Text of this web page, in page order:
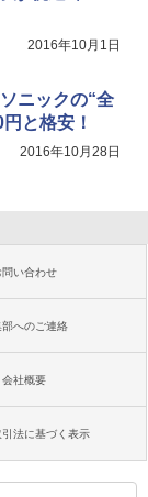
2016年10月1日
ニックの“全
と格安！
2016年10月28日
問い合わせ
部へのご連絡
会社概要
法に基づく表示